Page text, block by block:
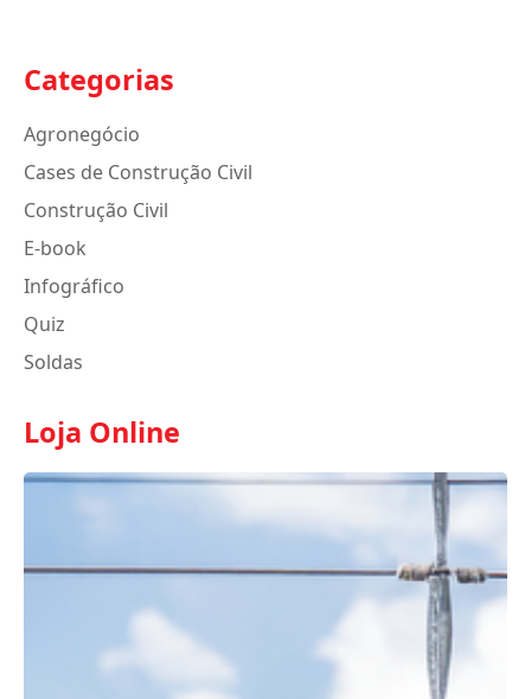
Categorias
Agronegócio
Cases de Construção Civil
Construção Civil
E-book
Infográfico
Quiz
Soldas
Loja Online